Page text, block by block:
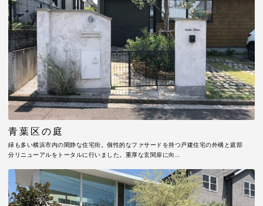
青葉区の庭
緑も多い横浜市内の閑静な住宅街。個性的なファサードを持つ戸建住宅の外構と庭部
分リニューアルをトータルに行いました。重厚な玄関扉に向…